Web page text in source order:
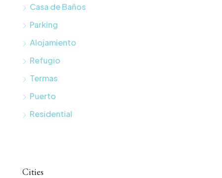
Casa de Baños
Parking
Alojamiento
Refugio
Termas
Puerto
Residential
Cities